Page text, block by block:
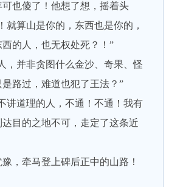
也傻了！他想了想，摇着头
就算山是你的，东西也是你的，
的人，也无权处死？！”
并非贪图什么金沙、奇果、怪
路过，难道也犯了王法？”
道理的人，不通！不通！我有
目的之地不可，走定了这条近
牵马登上碑后正中的山路！